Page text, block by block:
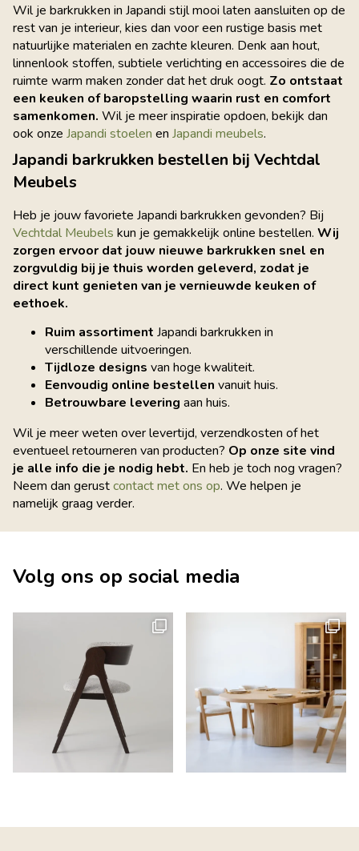
Wil je barkrukken in Japandi stijl mooi laten aansluiten op de
rest van je interieur, kies dan voor een rustige basis met
natuurlijke materialen en zachte kleuren. Denk aan hout,
linnenlook stoffen, subtiele verlichting en accessoires die de
ruimte warm maken zonder dat het druk oogt. Zo ontstaat
een keuken of baropstelling waarin rust en comfort
samenkomen. Wil je meer inspiratie opdoen, bekijk dan
ook onze Japandi stoelen en Japandi meubels.
Japandi barkrukken bestellen bij Vechtdal
Meubels
Heb je jouw favoriete Japandi barkrukken gevonden? Bij
Vechtdal Meubels kun je gemakkelijk online bestellen. Wij
zorgen ervoor dat jouw nieuwe barkrukken snel en
zorgvuldig bij je thuis worden geleverd, zodat je
direct kunt genieten van je vernieuwde keuken of
eethoek.
Ruim assortiment Japandi barkrukken in
verschillende uitvoeringen.
Tijdloze designs van hoge kwaliteit.
Eenvoudig online bestellen vanuit huis.
Betrouwbare levering aan huis.
Wil je meer weten over levertijd, verzendkosten of het
eventueel retourneren van producten? Op onze site vind
je alle info die je nodig hebt. En heb je toch nog vragen?
Neem dan gerustcontact met ons op. We helpen je
namelijk graag verder.
Volg ons op social media